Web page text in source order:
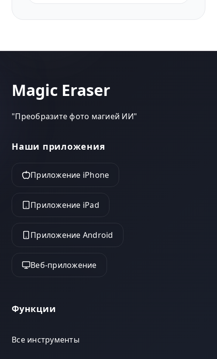
создан специально для очистки
Magic Eraser
"Преобразите фото магией ИИ"
Наши приложения
Приложение iPhone
Приложение iPad
Приложение Android
Веб-приложение
Функции
Все инструменты